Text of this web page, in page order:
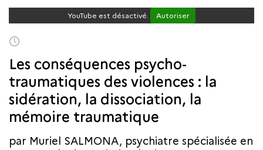
YouTube est désactivé. Autoriser
Les conséquences psycho-
traumatiques des violences : la
sidération, la dissociation, la
mémoire traumatique
par Muriel SALMONA, psychiatre spécialisée en